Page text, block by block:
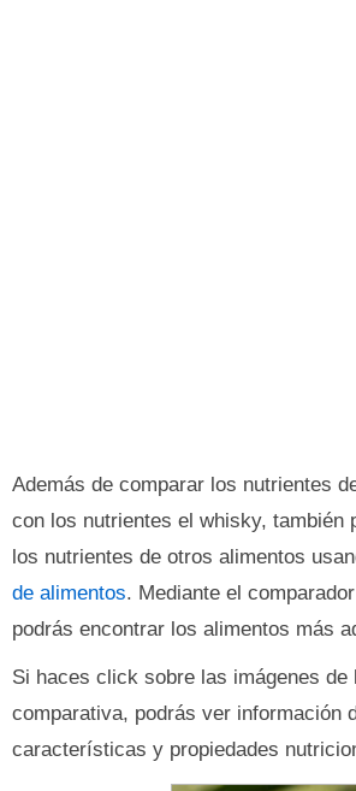
Además de comparar los nutrientes
con los nutrientes el whisky, también
los nutrientes de otros alimentos
de alimentos. Mediante el
podrás encontrar los alimentos más
Si haces click sobre las imágenes de
comparativa, podrás ver información
características y propiedades